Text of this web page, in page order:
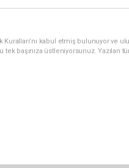
Kuralları’nı kabul etmiş bulunuyor ve
tek başınıza üstleniyorsunuz.